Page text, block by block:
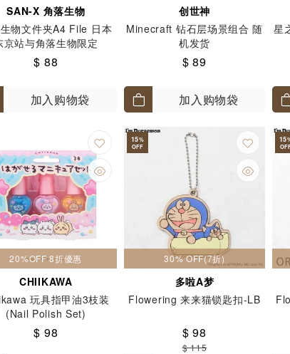
SAN-X 角落生物
物文件夹A4 File 日本
京站与角落生物限定
$ 88
加入购物袋
创世神
Minecraft 钻石层场景组合 随
机发货
$ 89
加入购物袋
星
20%OFF 8折優惠
CHIIKAWA
玩具指甲油3枝装
(Nail Polish Set)
$ 98
15%
OFF
30% OFF(7折)
多啦A梦
Flowering 来来猫锁匙扣-LB
$ 98
$ 115
15